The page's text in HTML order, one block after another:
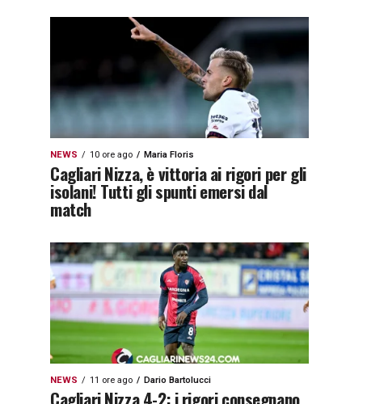
NEWS 10 ore ago Maria Floris
Cagliari Nizza, è vittoria ai rigori per gli
isolani! Tutti gli spunti emersi dal
match
NEWS 11 ore ago Dario Bartolucci
Cagliari Nizza 4-2: i rigori consegnano